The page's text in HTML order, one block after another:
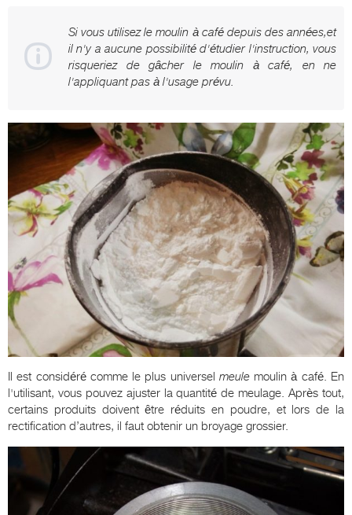
Si vous utilisez le moulin à café depuis des années,et
il n'y a aucune possibilité d'étudier l'instruction, vous
risqueriez de gâcher le moulin à café, en ne
l'appliquant pas à l'usage prévu.
Il est considéré comme le plus universel meulemoulin à café. En
l'utilisant, vous pouvez ajuster la quantité de meulage. Après tout,
certains produits doivent être réduits en poudre, et lors de la
rectification d’autres, il faut obtenir un broyage grossier.